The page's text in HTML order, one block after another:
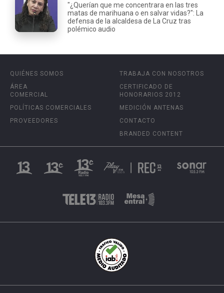
"¿Querían que me concentrara en las tres
matas de marihuana o en salvar vidas?": La
defensa de la alcaldesa de La Cruz tras
polémico audio
QUIÉNES SOMOS
ÁREA
COMERCIAL
POLÍTICAS COMERCIALES
PROVEEDORES
TRABAJA CON NOSOTROS
CERTIFICADO DE
HONORARIOS 2012
MEDICIÓN ANTENAS
CONTACTO
BRANDED CONTENT